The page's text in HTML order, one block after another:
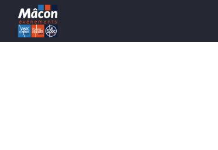
Aller au contenu principal